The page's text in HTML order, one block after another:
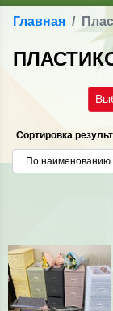
Главная
Сортировка